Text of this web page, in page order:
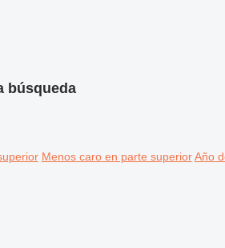
búsqueda
Menos caro en parte superior Año